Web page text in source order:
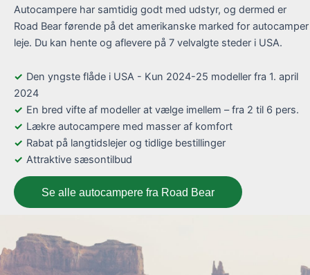
Autocampere har samtidig godt med udstyr, og dermed er
Road Bear førende på det amerikanske marked for autocamper
leje. Du kan hente og aflevere på 7 velvalgte steder i USA.
Den yngste flåde i USA - Kun 2024-25 modeller fra 1. april
2024
En bred vifte af modeller at vælge imellem – fra 2 til 6 pers.
Lækre autocampere med masser af komfort
Rabat på langtidslejer og tidlige bestillinger
Attraktive sæsontilbud
Se alle autocampere fra Road Bear